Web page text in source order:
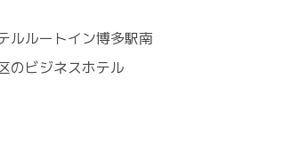
ルルートイン博多駅南
のビジネスホテル